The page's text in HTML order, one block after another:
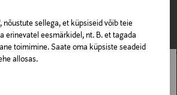
nõustute sellega, et küpsiseid võib teie
erinevatel eesmärkidel, nt. B. et tagada
toimimine. Saate oma küpsiste seadeid
allosas.
elastaan
KA
Sinu riigis saadaval.